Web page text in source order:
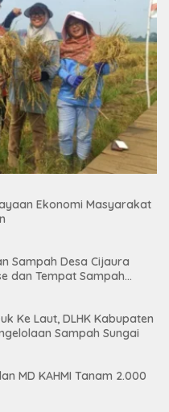
Ekonomi Masyarakat
Sampah Desa Cijaura
dan Tempat Sampah
Ke Laut, DLHK Kabupaten
Sampah Sungai
MD KAHMI Tanam 2.000